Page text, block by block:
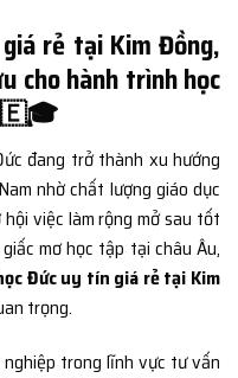
rẻ tại Kim Đồng,
cho hành trình học
đang trở thành xu hướng
nhờ chất lượng giáo dục
việc làm rộng mở sau tốt
mơ học tập tại châu Âu,
Đức uy tín giá rẻ tại Kim
trọng.
trong lĩnh vực tư vấn